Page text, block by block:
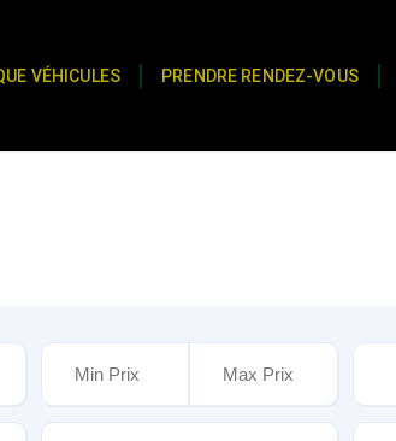
VÉHICULES PRENDRE RENDEZ-VOUS